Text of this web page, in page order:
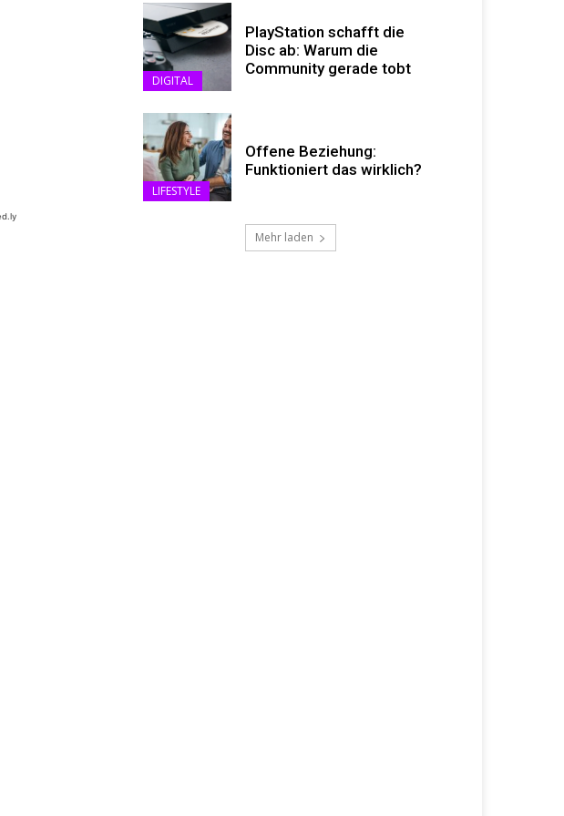
DIGITAL
PlayStation schafft die
Disc ab: Warum die
Community gerade tobt
LIFESTYLE
Offene Beziehung:
Funktioniert das wirklich?
Mehr laden